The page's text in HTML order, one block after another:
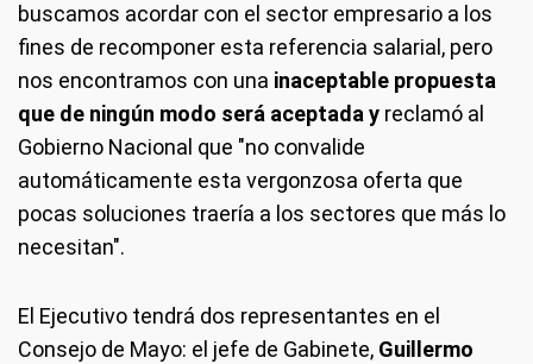
buscamos acordar con el sector empresario a los
fines de recomponer esta referencia salarial, pero
nos encontramos con una inaceptable propuesta
que de ningún modo será aceptada y reclamó al
Gobierno Nacional que "no convalide
automáticamente esta vergonzosa oferta que
pocas soluciones traería a los sectores que más lo
necesitan".
El Ejecutivo tendrá dos representantes en el
Consejo de Mayo: el jefe de Gabinete, Guillermo